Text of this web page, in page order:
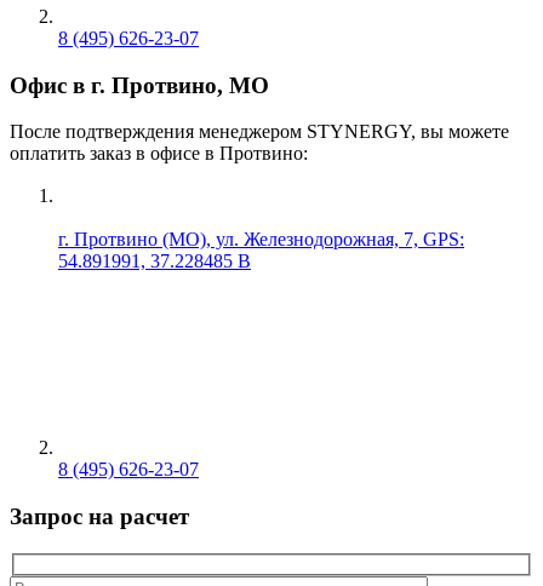
8 (495) 626-23-07
Офис в г. Протвино, МО
После подтверждения менеджером STYNERGY, вы можете
оплатить заказ в офисе в Протвино:
г. Протвино (МО), ул. Железнодорожная, 7, GPS:
54.891991, 37.228485 В
8 (495) 626-23-07
Запрос на расчет